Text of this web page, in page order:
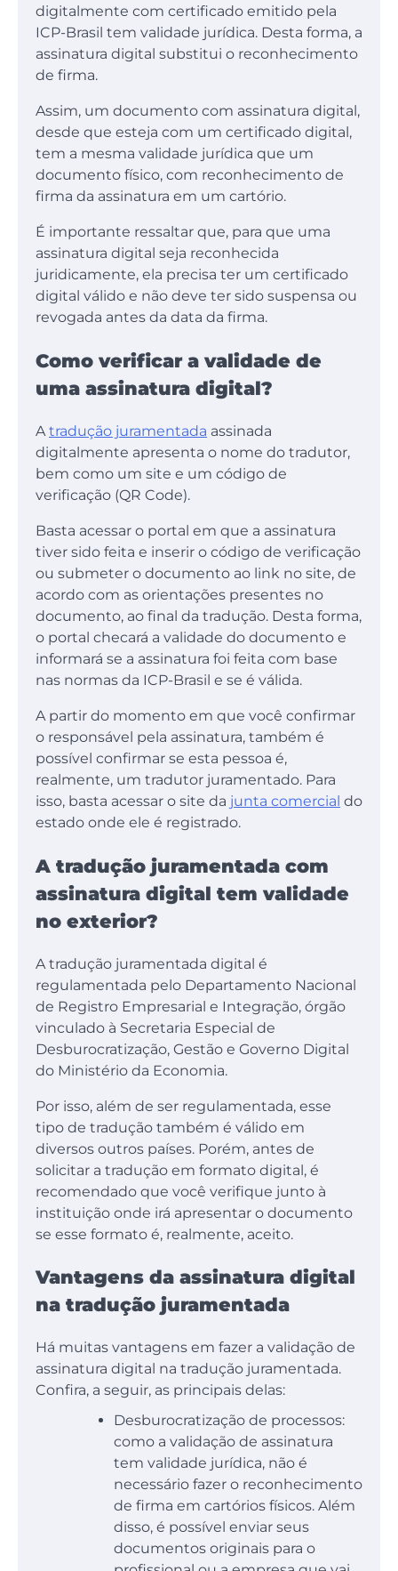
digitalmente com certificado emitido pela
ICP-Brasil tem validade jurídica. Desta forma, a
assinatura digital substitui o reconhecimento
de firma.
Assim, um documento com assinatura digital,
desde que esteja com um certificado digital,
tem a mesma validade jurídica que um
documento físico, com reconhecimento de
firma da assinatura em um cartório.
É importante ressaltar que, para que uma
assinatura digital seja reconhecida
juridicamente, ela precisa ter um certificado
digital válido e não deve ter sido suspensa ou
revogada antes da data da firma.
Como verificar a validade de
uma assinatura digital?
Atradução juramentada assinada
digitalmente apresenta o nome do tradutor,
bem como um site e um código de
verificação (QR Code).
Basta acessar o portal em que a assinatura
tiver sido feita e inserir o código de verificação
ou submeter o documento ao link no site, de
acordo com as orientações presentes no
documento, ao final da tradução. Desta forma,
o portal checará a validade do documento e
informará se a assinatura foi feita com base
nas normas da ICP-Brasil e se é válida.
A partir do momento em que você confirmar
o responsável pela assinatura, também é
possível confirmar se esta pessoa é,
realmente, um tradutor juramentado. Para
isso, basta acessar o site da junta comercial do
estado onde ele é registrado.
A tradução juramentada com
assinatura digital tem validade
no exterior?
A tradução juramentada digital é
regulamentada pelo Departamento Nacional
de Registro Empresarial e Integração, órgão
vinculado à Secretaria Especial de
Desburocratização, Gestão e Governo Digital
do Ministério da Economia.
Por isso, além de ser regulamentada, esse
tipo de tradução também é válido em
diversos outros países. Porém, antes de
solicitar a tradução em formato digital, é
recomendado que você verifique junto à
instituição onde irá apresentar o documento
se esse formato é, realmente, aceito.
Vantagens da assinatura digital
na tradução juramentada
Há muitas vantagens em fazer a validação de
assinatura digital na tradução juramentada.
Confira, a seguir, as principais delas:
Desburocratização de processos:
como a validação de assinatura
tem validade jurídica, não é
necessário fazer o reconhecimento
de firma em cartórios físicos. Além
disso, é possível enviar seus
documentos originais para o